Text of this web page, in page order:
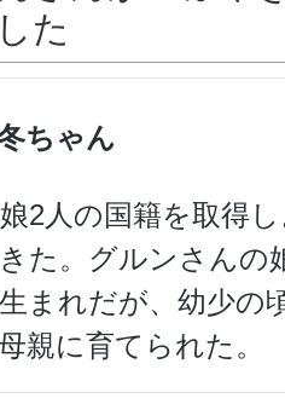
た
ちゃん
2人の国籍を取得
た。グルンさんの
まれだが、幼少の
親に育てられた。